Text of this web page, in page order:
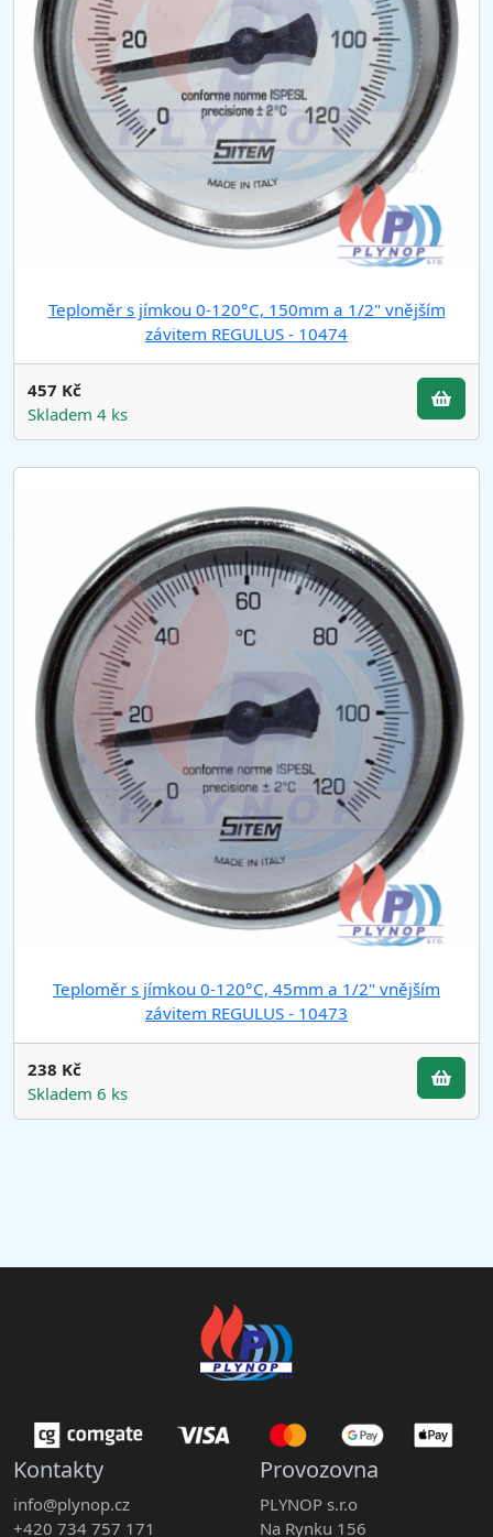
Teploměr s jímkou 0-120°C, 150mm a 1/2" vnějším
závitem REGULUS - 10474
457 Kč
Skladem 4 ks
Teploměr s jímkou 0-120°C, 45mm a 1/2" vnějším
závitem REGULUS - 10473
238 Kč
Skladem 6 ks
Kontakty
info@plynop.cz
+420 734 757 171
Provozovna
PLYNOP s.r.o
Na Rynku 156